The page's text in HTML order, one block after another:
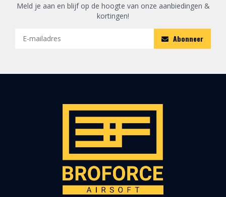
Meld je aan en blijf op de hoogte van onze aanbiedingen &
kortingen!
Abonneer